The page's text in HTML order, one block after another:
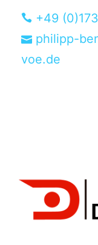
+49
philipp-
voe.de